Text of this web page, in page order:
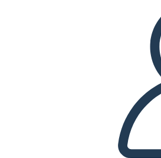
CRIAR UM
REPRODUZIR
LEIA